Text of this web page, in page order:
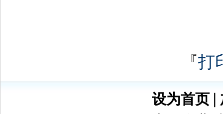
『打
设为首页